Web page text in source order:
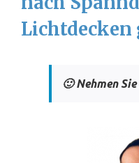
Lichtdecken
🙂 Nehmen